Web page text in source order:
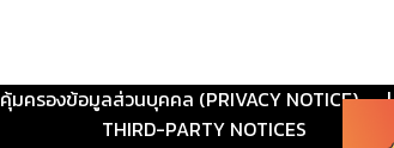
มครองข้อมูลส่วนบุคคล (PRIVACY NOTICE) |
THIRD-PARTY NOTICES